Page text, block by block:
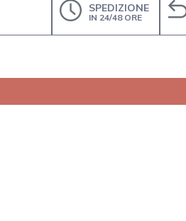
SPEDIZIONE
IN 24/48 ORE